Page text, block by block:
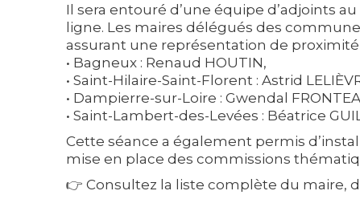
Il sera entouré d’une équipe d’adjoints
ligne. Les maires délégués des
assurant une représentation de
• Bagneux : Renaud HOUTIN,
• Saint-Hilaire-Saint-Florent : Astrid
• Dampierre-sur-Loire : Gwendal
• Saint-Lambert-des-Levées : Béatrice
Cette séance a également permis
mise en place des commissions
👉 Consultez la liste complète du maire,